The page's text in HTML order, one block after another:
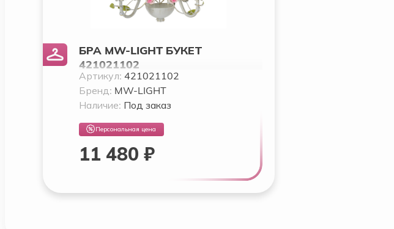
БРА MW-LIGHT БУКЕТ
421021102
Артикул: 421021102
Бренд: MW-LIGHT
Наличие: Под заказ
Персональная цена
11 480 ₽